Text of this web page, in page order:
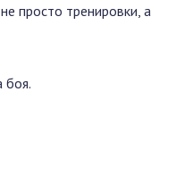
просто тренировки, а
боя.